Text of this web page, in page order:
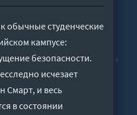
обычные студенческие
кампусе:
безопасности.
исчезает
Смарт, и весь
в состоянии